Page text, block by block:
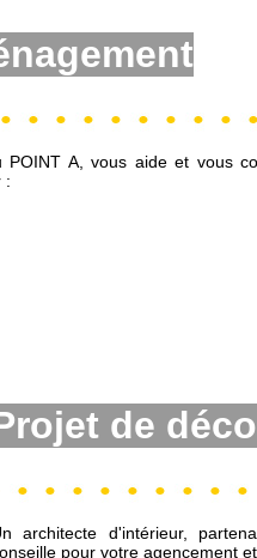
POINT A, vous aide et vous
:
de
architecte d'intérieur,
pour votre agencement